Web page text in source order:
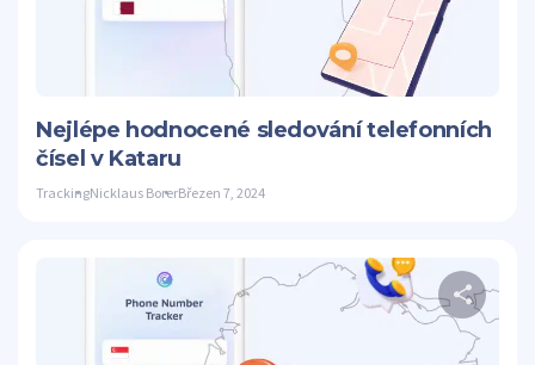
Nejlépe hodnocené sledování telefonních
čísel v Kataru
TrackingNicklaus BorerBřezen 7, 2024